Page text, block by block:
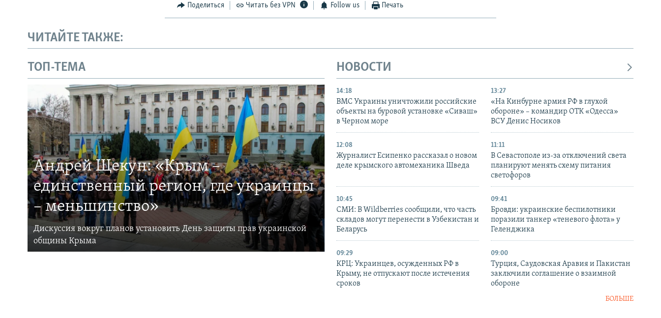
Поделиться Читать без VPN Follow us Печать
ЧИТАЙТЕ ТАКЖЕ:
ТОП-ТЕМА
Андрей Щекун: «Крым –
единственный регион, где украинцы
– меньшинство»
Дискуссия вокруг планов установить День защиты прав украинской
общины Крыма
НОВОСТИ
14:18
ВМС Украины уничтожили российские
объекты на буровой установке «Сиваш»
в Черном море
13:27
«На Кинбурне армия РФ в глухой
обороне» – командир ОТК «Одесса»
ВСУ Денис Носиков
12:08
Журналист Есипенко рассказал о новом
деле крымского автомеханика Шведа
11:11
В Севастополе из-за отключений света
планируют менять схему питания
светофоров
10:45
СМИ: В Wildberries сообщили, что часть
складов могут перенести в Узбекистан и
Беларусь
09:41
Бровди: украинские беспилотники
поразили танкер «теневого флота» у
Геленджика
09:29
КРЦ: Украинцев, осужденных РФ в
Крыму, не отпускают после истечения
сроков
09:00
Турция, Саудовская Аравия и Пакистан
заключили соглашение о взаимной
обороне
БОЛЬШЕ